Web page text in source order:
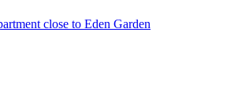
close to Eden Garden